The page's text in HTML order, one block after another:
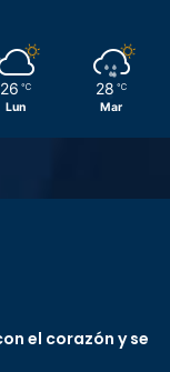
26 ℃
Lun
28 ℃
Mar
el corazón y se